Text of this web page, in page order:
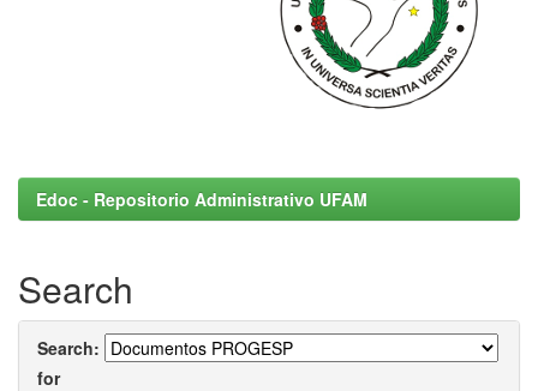
Edoc - Repositorio Administrativo UFAM
Search
Search:
for